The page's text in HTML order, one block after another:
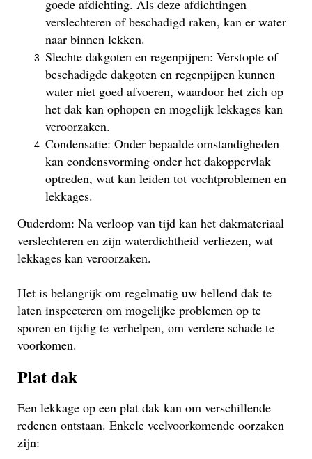
goede afdichting. Als deze afdichtingen
verslechteren of beschadigd raken, kan er water
naar binnen lekken.
Slechte dakgoten en regenpijpen: Verstopte of
beschadigde dakgoten en regenpijpen kunnen
water niet goed afvoeren, waardoor het zich op
het dak kan ophopen en mogelijk lekkages kan
veroorzaken.
Condensatie: Onder bepaalde omstandigheden
kan condensvorming onder het dakoppervlak
optreden, wat kan leiden tot vochtproblemen en
lekkages.
Ouderdom: Na verloop van tijd kan het dakmateriaal
verslechteren en zijn waterdichtheid verliezen, wat
lekkages kan veroorzaken.
Het is belangrijk om regelmatig uw hellend dak te
laten inspecteren om mogelijke problemen op te
sporen en tijdig te verhelpen, om verdere schade te
voorkomen.
Plat dak
Een lekkage op een plat dak kan om verschillende
redenen ontstaan. Enkele veelvoorkomende oorzaken
zijn: